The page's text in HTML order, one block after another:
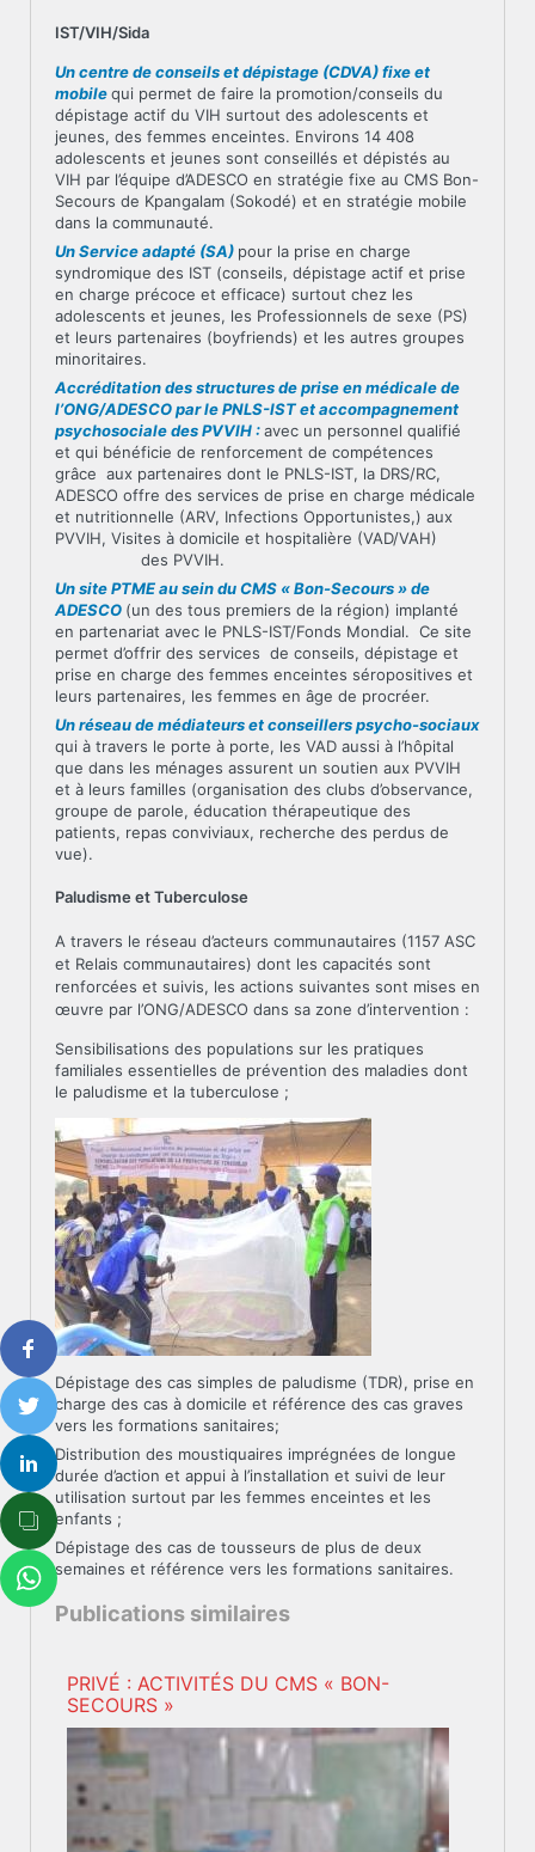
IST/VIH/Sida
Un centre de conseils et dépistage (CDVA) fixe et
mobilequi permet de faire la promotion/conseils du
dépistage actif du VIH surtout des adolescents et
jeunes, des femmes enceintes. Environs 14 408
adolescents et jeunes sont conseillés et dépistés au
VIH par l’équipe d’ADESCO en stratégie fixe au CMS Bon-
Secours de Kpangalam (Sokodé) et en stratégie mobile
dans la communauté.
Un Service adapté (SA) pour la prise en charge
syndromique des IST (conseils, dépistage actif et prise
en charge précoce et efficace) surtout chez les
adolescents et jeunes, les Professionnels de sexe (PS)
et leurs partenaires (boyfriends) et les autres groupes
minoritaires.
Accréditation des structures de prise en médicale de
l’ONG/ADESCO par le PNLS-IST et accompagnement
psychosociale des PVVIH :avec un personnel qualifié
et qui bénéficie de renforcement de compétences
grâce aux partenaires dont le PNLS-IST, la DRS/RC,
ADESCO offre des services de prise en charge médicale
et nutritionnelle (ARV, Infections Opportunistes,) aux
PVVIH, Visites à domicile et hospitalière (VAD/VAH)
des PVVIH.
Un site PTME au sein du CMS « Bon-Secours » de
ADESCO (un des tous premiers de la région) implanté
en partenariat avec le PNLS-IST/Fonds Mondial. Ce site
permet d’offrir des services de conseils, dépistage et
prise en charge des femmes enceintes séropositives et
leurs partenaires, les femmes en âge de procréer.
Un réseau de médiateurs et conseillers psycho-sociaux
qui à travers le porte à porte, les VAD aussi à l’hôpital
que dans les ménages assurent un soutien aux PVVIH
et à leurs familles (organisation des clubs d’observance,
groupe de parole, éducation thérapeutique des
patients, repas conviviaux, recherche des perdus de
vue).
Paludisme et Tuberculose
A travers le réseau d’acteurs communautaires (1157 ASC
et Relais communautaires) dont les capacités sont
renforcées et suivis, les actions suivantes sont mises en
œuvre par l’ONG/ADESCO dans sa zone d’intervention :
Sensibilisations des populations sur les pratiques
familiales essentielles de prévention des maladies dont
le paludisme et la tuberculose ;
Dépistage des cas simples de paludisme (TDR), prise en
charge des cas à domicile et référence des cas graves
vers les formations sanitaires;
Distribution des moustiquaires imprégnées de longue
durée d’action et appui à l’installation et suivi de leur
utilisation surtout par les femmes enceintes et les
enfants ;
Dépistage des cas de tousseurs de plus de deux
semaines et référence vers les formations sanitaires.
Publications similaires
PRIVÉ : ACTIVITÉS DU CMS « BON-
SECOURS »